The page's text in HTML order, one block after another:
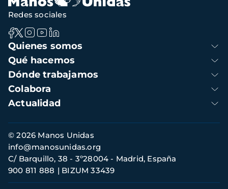
Navegación
principal
Quienes somos
Qué hacemos
Dónde trabajamos
Colabora
Actualidad
Redes sociales
Información
de
contacto
© 2026 Manos Unidas
C/ Barquillo, 38 - 3º28004 - Madrid, España
900 811 888
BIZUM 33439
info@manosunidas.org